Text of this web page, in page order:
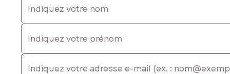
Indiquez votre prénom
E-mail